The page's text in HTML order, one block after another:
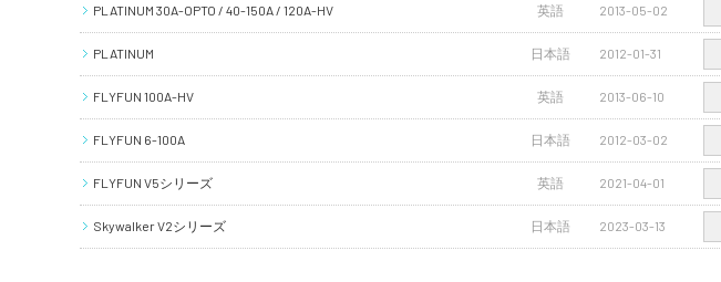
PLATINUM 30A-OPTO / 40-150A / 120A-HV 英語 2013-05-02
PLATINUM 日本語 2012-01-31
FLYFUN 100A-HV 英語 2013-06-10
FLYFUN 6-100A 日本語 2012-03-02
FLYFUN V5シリーズ 英語 2021-04-01
Skywalker V2シリーズ 日本語 2023-03-13